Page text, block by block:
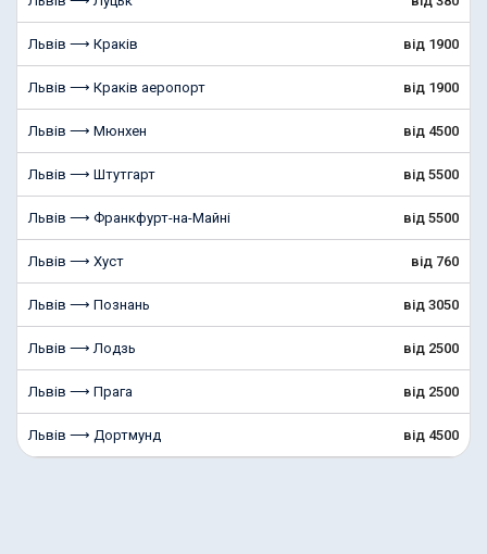
Львів ⟶ Краків від 1900
Львів ⟶ Краків аеропорт від 1900
Львів ⟶ Мюнхен від 4500
Львів ⟶ Штутгарт від 5500
Львів ⟶ Франкфурт-на-Майні від 5500
Львів ⟶ Хуст від 760
Львів ⟶ Познань від 3050
Львів ⟶ Лодзь від 2500
Львів ⟶ Прага від 2500
Львів ⟶ Дортмунд від 4500